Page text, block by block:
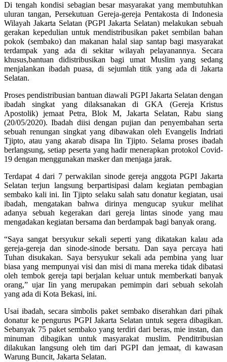
Di tengah kondisi sebagian besar masyarakat yang membutuhkan
uluran tangan, Persekutuan Gereja-gereja Pentakosta di Indonesia
Wilayah Jakarta Selatan (PGPI Jakarta Selatan) melakukan sebuah
gerakan kepedulian untuk mendistribusikan paket sembilan bahan
pokok (sembako) dan makanan halal siap santap bagi masyarakat
terdampak yang ada di sekitar wilayah pelayanannya. Secara
khusus,bantuan didistribusikan bagi umat Muslim yang sedang
menjalankan ibadah puasa, di sejumlah titik yang ada di Jakarta
Selatan.
Proses pendistribusian bantuan diawali PGPI Jakarta Selatan dengan
ibadah singkat yang dilaksanakan di GKA (Gereja Kristus
Apostolik) jemaat Petra, Blok M, Jakarta Selatan, Rabu siang
(20/05/2020). Ibadah diisi dengan pujian dan penyembahan serta
sebuah renungan singkat yang dibawakan oleh Evangelis Indriati
Tjipto, atau yang akarab disapa Iin Tjipto. Selama proses ibadah
berlangsung, setiap peserta yang hadir menerapkan protokol Covid-
19 dengan menggunakan masker dan menjaga jarak.
Terdapat 4 dari 7 perwakilan sinode gereja anggota PGPI Jakarta
Selatan terjun langsung berpartisipasi dalam kegiatan pembagian
sembako kali ini. Iin Tjipto selaku salah satu donatur kegiatan, usai
ibadah, mengatakan bahwa dirinya mengucap syukur melihat
adanya sebuah kegerakan dari gereja lintas sinode yang mau
mengadakan kegiatan bersama dan berdampak bagi banyak orang.
“Saya sangat bersyukur sekali seperti yang dikatakan kalau ada
gereja-gereja dan sinode-sinode bersatu. Dan saya percaya hati
Tuhan disukakan. Saya bersyukur sekali ada pembina yang luar
biasa yang mempunyai visi dan misi di mana mereka tidak dibatasi
oleh tembok gereja tapi berjalan keluar untuk memberkati banyak
orang,” ujar Iin yang merupakan pemimpin dari sebuah sekolah
yang ada di Kota Bekasi, ini.
Usai ibadah, secara simbolis paket sembako diserahkan dari pihak
donatur ke pengurus PGPI Jakarta Selatan untuk segera dibagikan.
Sebanyak 75 paket sembako yang terdiri dari beras, mie instan, dan
minuman dibagikan untuk masyarakat muslim. Penditribusian
dilakukan langsung oleh tim dari PGPI dan jemaat, di kawasan
Warung Buncit, Jakarta Selatan.